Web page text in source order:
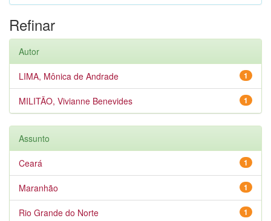
Refinar
Autor
1
LIMA, Mônica de Andrade
1
MILITÃO, Vivianne Benevides
Assunto
1
Ceará
1
Maranhão
1
Rio Grande do Norte